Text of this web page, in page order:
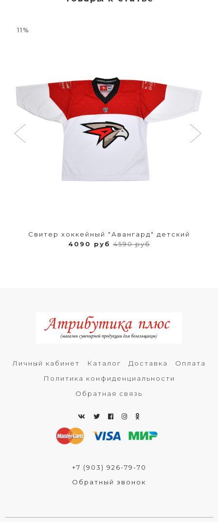
11%
Свитер хоккейный "Авангард" детский
4090 руб4590 руб
Личный кабинет Каталог Доставка
Оплата
Политика конфиденциальности
Обратная связь
+7 (903) 926-79-70
Обратный звонок